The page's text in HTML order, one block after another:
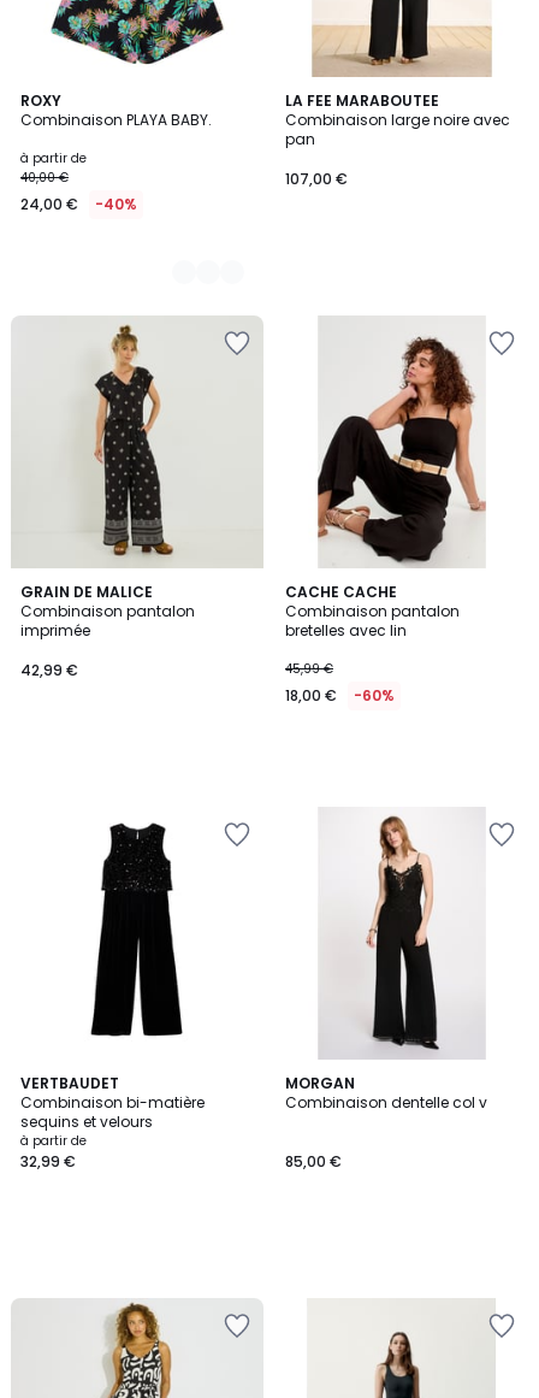
ROXY
Combinaison PLAYA BABY.
à partir de
40,00 €
24,00 € -40%
3
Couleurs
LA FEE MARABOUTEE
Combinaison large noire avec
pan
107,00 €
GRAIN DE MALICE
Combinaison pantalon
imprimée
42,99 €
CACHE CACHE
Combinaison pantalon
bretelles avec lin
45,99 €
18,00 € -60%
VERTBAUDET
Combinaison bi-matière
sequins et velours
à partir de
32,99 €
MORGAN
Combinaison dentelle col v
85,00 €